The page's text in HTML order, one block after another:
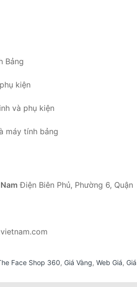
Bảng
kiện
và phụ kiện
máy tính bảng
Điện Biên Phủ, Phường 6, Quận
Face Shop 360, Giá Vàng, Web Giá, Giá